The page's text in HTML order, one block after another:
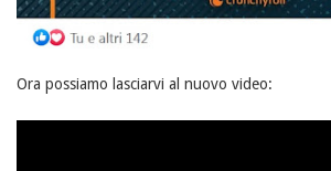
Ora possiamo lasciarvi al nuovo video: